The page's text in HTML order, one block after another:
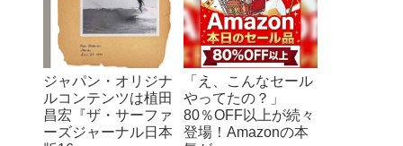
ジャパン・オリジナ
ルコンテンツは植田
昌宏『ザ・サーファ
ーズジャーナル日本
「え、こんなセール
やってたの？」
80％OFF以上が続々
登場！Amazonの本